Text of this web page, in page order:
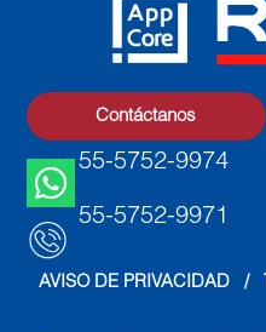
Contáctanos
55-5752-9974
55-5752-9971
AVISO DE PRIVACIDAD
   /